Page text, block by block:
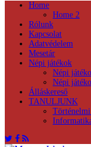
Home
Home 2
Rólunk
Kapcsolat
Adatvédelem
Mesetár
Népi játékok
Népi
Népi
Álláskereső
TANULJUNK